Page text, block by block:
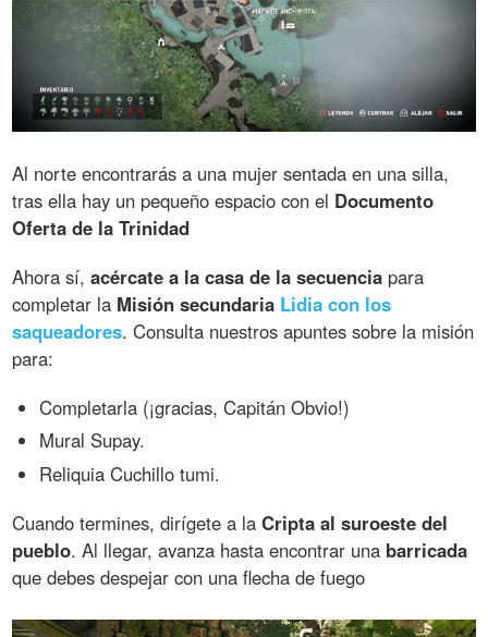
Al norte encontrarás a una mujer sentada en una silla,
tras ella hay un pequeño espacio con el Documento
Oferta de la Trinidad
Ahora sí,acércate a la casa de la secuencia para
completar la Misión secundaria Lidia con los
saqueadores. Consulta nuestros apuntes sobre la misión
para:
Completarla (¡gracias, Capitán Obvio!)
Mural Supay.
Reliquia Cuchillo tumi.
Cuando termines, dirígete a laCripta al suroeste del
pueblo. Al llegar, avanza hasta encontrar una barricada
que debes despejar con una flecha de fuego